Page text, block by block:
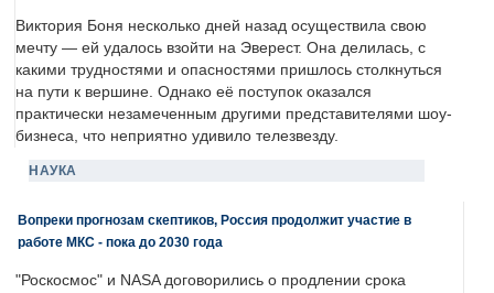
Виктория Боня несколько дней назад осуществила свою
мечту — ей удалось взойти на Эверест. Она делилась, с
какими трудностями и опасностями пришлось столкнуться
на пути к вершине. Однако её поступок оказался
практически незамеченным другими представителями шоу-
бизнеса, что неприятно удивило телезвезду.
НАУКА
Вопреки прогнозам скептиков, Россия продолжит участие в
работе МКС - пока до 2030 года
"Роскосмос" и NASA договорились о продлении срока